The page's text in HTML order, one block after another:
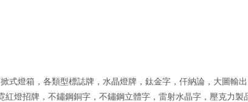
燈箱，各類型標誌牌，水晶燈牌，鈦金字，仟納論，大圖輸出
燈招牌，不鏽鋼銅字，不鏽鋼立體字，雷射水晶字，壓克力製